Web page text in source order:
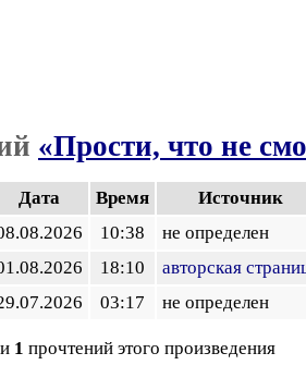
«Прости, что не
Дата Время
Источник
10:38
не определен
18:10
авторская
03:17 не определен
1 прочтений этого произведения